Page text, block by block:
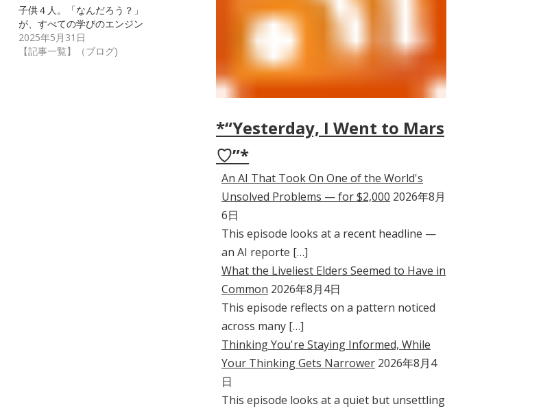
子供４人。「なんだろう？」
が、すべての学びのエンジン
2025年5月31日
【記事一覧】（ブログ)
*“Yesterday, I Went to Mars
♡”*
An AI That Took On One of the World's
Unsolved Problems — for $2,000 2026年8月
6日
This episode looks at a recent headline —
an AI reporte […]
What the Liveliest Elders Seemed to Have in
Common 2026年8月4日
This episode reflects on a pattern noticed
across many […]
Thinking You're Staying Informed, While
Your Thinking Gets Narrower 2026年8月4
日
This episode looks at a quiet but unsettling